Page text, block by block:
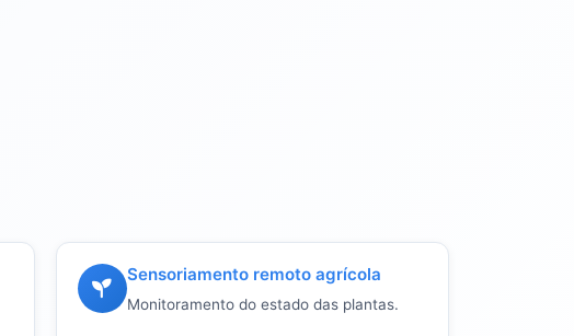
Sensoriamento remoto agrícola
Monitoramento do estado das plantas.